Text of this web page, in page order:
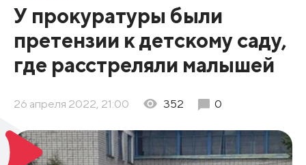
У прокуратуры были
претензии к детскому саду,
где расстреляли малышей
26 апреля 2022, 21:00 352 0